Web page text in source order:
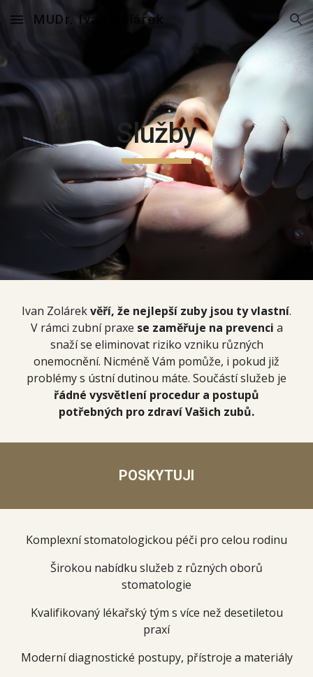
Skip to main content Skip to navigation
MUDr. Ivan Zolárek
Služby
Ivan Zolárekvěří, že nejlepší zuby jsou ty vlastní.
V rámci zubní praxe se zaměřuje na prevenci a
snaží se eliminovat riziko vzniku různých
onemocnění. Nicméně Vám pomůže, i pokud již
problémy s ústní dutinou máte. Součástí služeb je
řádné vysvětlení procedur a postupů
potřebných pro zdraví Vašich zubů.
POSKYTUJI
Komplexní stomatologickou péči pro celou rodinu
Širokou nabídku služeb z různých oborů
stomatologie
Kvalifikovaný lékařský tým s více než desetiletou
praxí
Moderní diagnostické postupy, přístroje a materiály